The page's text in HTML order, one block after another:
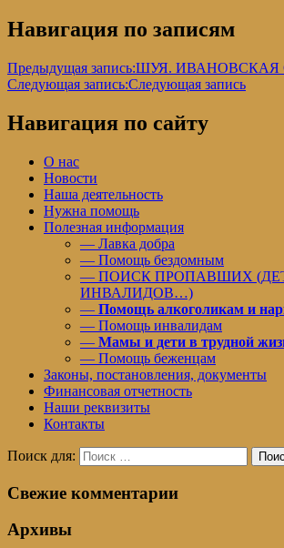
Навигация по записям
Предыдущая запись:ШУЯ. ИВАНОВСКАЯ
Следующая запись:Следующая запись
Навигация по сайту
О нас
Новости
Наша деятельность
Нужна помощь
Полезная информация
— Лавка добра
— Помощь бездомным
— ПОИСК ПРОПАВШИХ
ИНВАЛИДОВ…)
— Помощь алкоголикам и
— Помощь инвалидам
— Мамы и дети в трудной
— Помощь беженцам
Законы, постановления, документы
Финансовая отчетность
Наши реквизиты
Контакты
Поиск для:
Свежие комментарии
Архивы